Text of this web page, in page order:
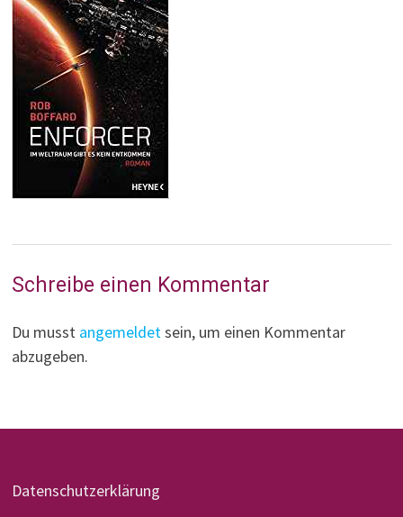
Schreibe einen Kommentar
Du musst angemeldetsein, um einen Kommentar
abzugeben.
Datenschutzerklärung